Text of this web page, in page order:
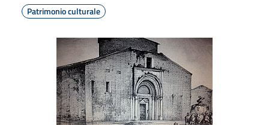
Patrimonio culturale